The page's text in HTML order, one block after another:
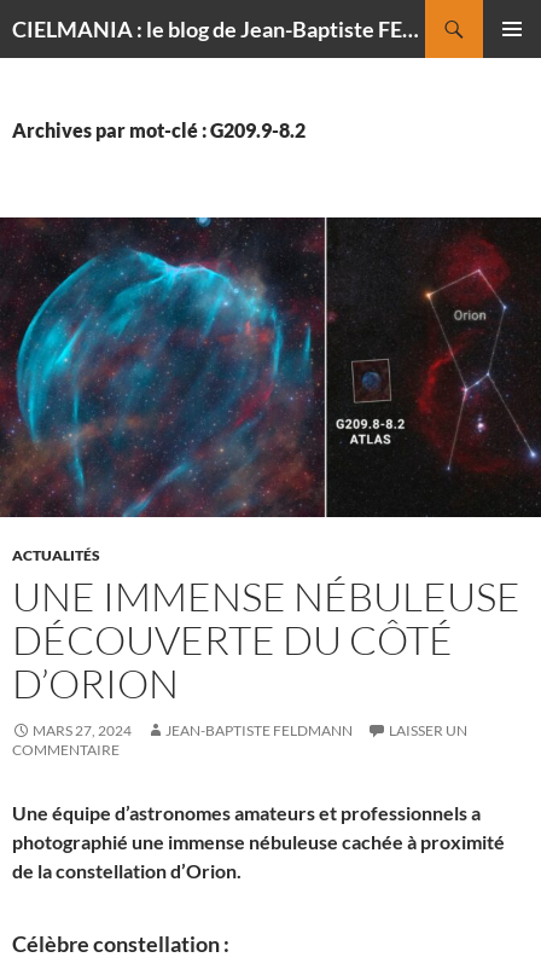
CIELMANIA : le blog de Jean-Baptiste FELDMANN, photographe du ciel
Archives par mot-clé : G209.9-8.2
ACTUALITÉS
UNE IMMENSE NÉBULEUSE
DÉCOUVERTE DU CÔTÉ
D’ORION
MARS 27, 2024 JEAN-BAPTISTE FELDMANN
LAISSER UN
COMMENTAIRE
Une équipe d’astronomes amateurs et professionnels a
photographié une immense nébuleuse cachée à proximité
de la constellation d’Orion.
Célèbre constellation :